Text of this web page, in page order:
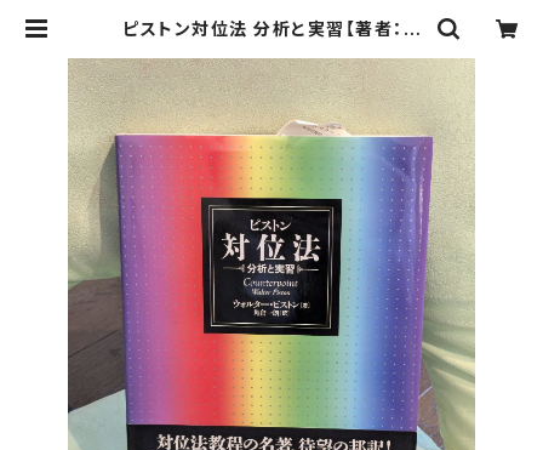
ピストン対位法 分析と実習【著者：ウ
社：音楽之友社 2009年 | Birds' T
ale Collective